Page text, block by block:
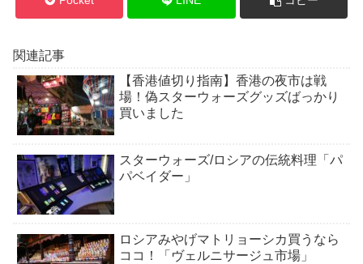
関連記事
【香港値切り指南】香港の夜市は戦
場！偽スターウォーズグッズばっかり
買いました
スターウォーズ/ロシアの伝統料理「パ
パベイダー」
ロシアみやげマトリョーシカ買うなら
ココ！「ヴェルニサージュ市場」